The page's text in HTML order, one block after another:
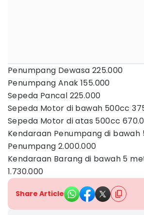
Penumpang Dewasa 225.000
Penumpang Anak 155.000
Sepeda Pancal 225.000
Sepeda Motor di bawah 500cc
Sepeda Motor di atas 500cc
Kendaraan Penumpang di bawah
Penumpang 2.000.000
Kendaraan Barang di bawah 5
1.730.000
Share Article